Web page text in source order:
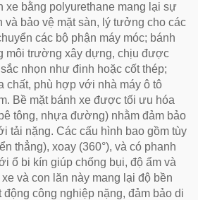
xe bằng polyurethane mang lại sự
và bảo vệ mặt sàn, lý tưởng cho các
các bộ phận máy móc; bánh
môi trường xây dựng, chịu được
nhọn như đinh hoặc cốt thép;
chất, phù hợp với nhà máy ô tô
Bề mặt bánh xe được tối ưu hóa
tông, nhựa đường) nhằm đảm bảo
tải nặng. Các cấu hình bao gồm tùy
thẳng), xoay (360°), và có phanh
ổ bi kín giúp chống bụi, độ ẩm và
và con lăn này mang lại độ bền
động công nghiệp nặng, đảm bảo di